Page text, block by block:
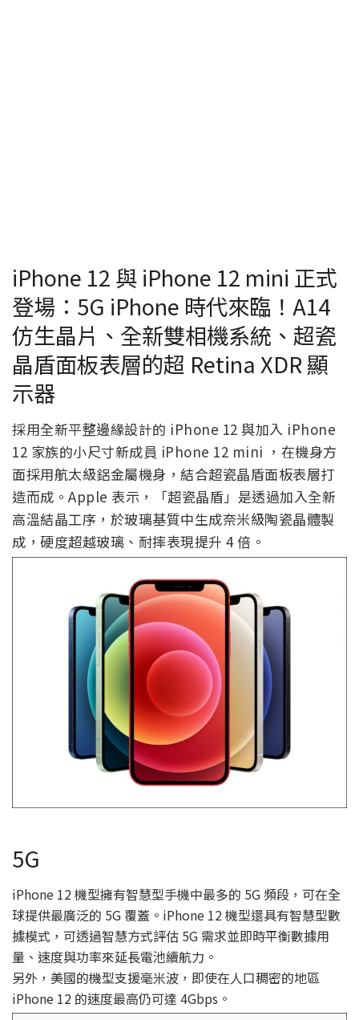
iPhone 12 與 iPhone 12 mini 正式
登場：5G iPhone 時代來臨！A14
仿生晶片、全新雙相機系統、超瓷
晶盾面板表層的超 Retina XDR 顯
示器
採用全新平整邊緣設計的 iPhone 12 與加入 iPhone
12 家族的小尺寸新成員 iPhone 12 mini ，在機身方
面採用航太級鋁金屬機身，結合超瓷晶盾面板表層打
造而成。Apple 表示，「超瓷晶盾」是透過加入全新
高溫結晶工序，於玻璃基質中生成奈米級陶瓷晶體製
成，硬度超越玻璃、耐摔表現提升 4 倍。
5G
iPhone 12 機型擁有智慧型手機中最多的 5G 頻段，可在全
球提供最廣泛的 5G 覆蓋。iPhone 12 機型還具有智慧型數
據模式，可透過智慧方式評估 5G 需求並即時平衡數據用
量、速度與功率來延長電池續航力。
另外，美國的機型支援毫米波，即使在人口稠密的地區
iPhone 12 的速度最高仍可達 4Gbps。